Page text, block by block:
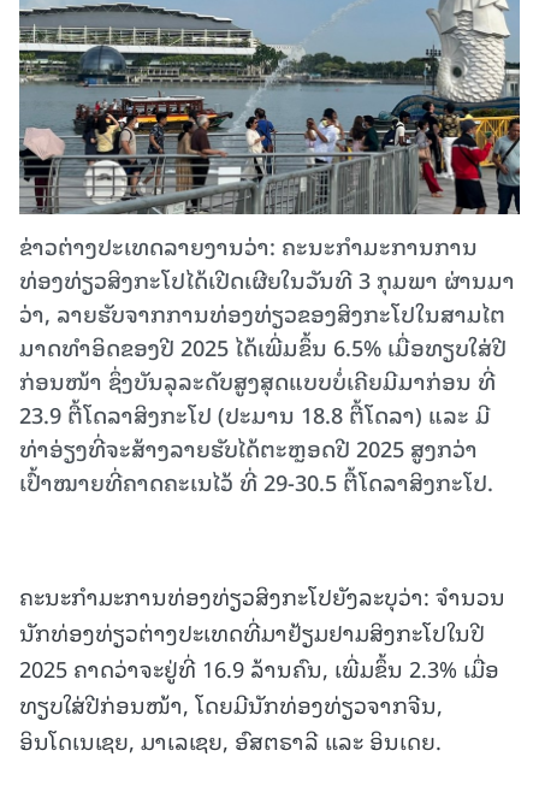
ຂ່າວຕ່າງປະເທດລາຍງານວ່າ: ຄະນະກຳມະການການ
ທ່ອງທ່ຽວສິງກະໂປໄດ້ເປີດເຜີຍໃນວັນທີ 3 ກຸມພາ ຜ່ານມາ
ວ່າ, ລາຍຮັບຈາກການທ່ອງທ່ຽວຂອງສິງກະໂປໃນສາມໄຕ
ມາດທຳອິດຂອງປີ 2025 ໄດ້ເພີ່ມຂຶ້ນ 6.5% ເມື່ອທຽບໃສ່ປີ
ກ່ອນໜ້າ ຊຶ່ງບັນລຸລະດັບສູງສຸດແບບບໍ່ເຄີຍມີມາກ່ອນ ທີ່
23.9 ຕື້ໂດລາສິງກະໂປ (ປະມານ 18.8 ຕື້ໂດລາ) ແລະ ມີ
ທ່າອ່ຽງທີ່ຈະສ້າງລາຍຮັບໄດ້ຕະຫຼອດປີ 2025 ສູງກວ່າ
ເປົ້າໝາຍທີ່ຄາດຄະເນໄວ້ ທີ່ 29-30.5 ຕື້ໂດລາສິງກະໂປ.
ຄະນະກຳມະການທ່ອງທ່ຽວສິງກະໂປຍັງລະບຸວ່າ: ຈໍານວນ
ນັກທ່ອງທ່ຽວຕ່າງປະເທດທີ່ມາຢ້ຽມຢາມສິງກະໂປໃນປີ
2025 ຄາດວ່າຈະຢູ່ທີ່ 16.9 ລ້ານຄົນ, ເພີ່ມຂຶ້ນ 2.3% ເມື່ອ
ທຽບໃສ່ປີກ່ອນໜ້າ, ໂດຍມີນັກທ່ອງທ່ຽວຈາກຈີນ,
ອິນໂດເນເຊຍ, ມາເລເຊຍ, ອົສຕຣາລີ ແລະ ອິນເດຍ.